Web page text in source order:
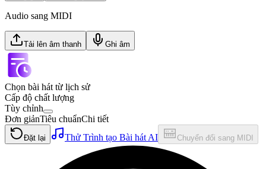
Audio sang MIDI
Tải lên âm thanh Ghi âm
Chọn bài hát từ lịch sử
Cấp độ chất lượng
Tùy chỉnh
Đơn giảnTiêu chuẩnChi tiết
Đặt lại Thử Trình tạo Bài hát AI Chuyển đổi sang MIDI